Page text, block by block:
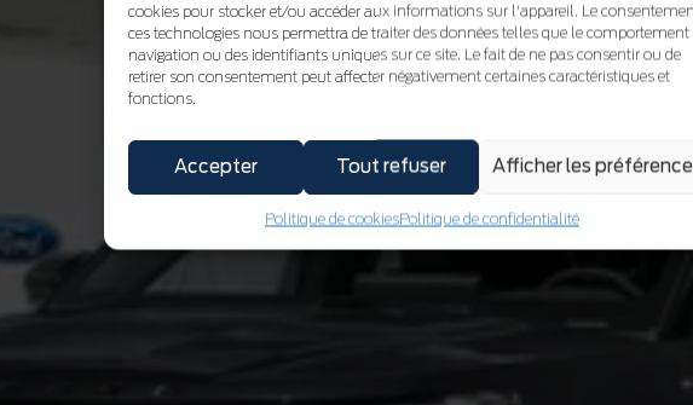
cookies pour stocker et/ou accéder aux informations sur l'appareil. Le
ces technologies nous permettra de traiter des données telles que le comportement
navigation ou des identifiants uniques sur ce site. Le fait de ne pas consentir ou de
retirer son consentement peut affecter négativement certaines caractéristiques et
fonctions.
Accepter Tout refuser Afficher les
Politique de cookiesPolitique de confidentialité